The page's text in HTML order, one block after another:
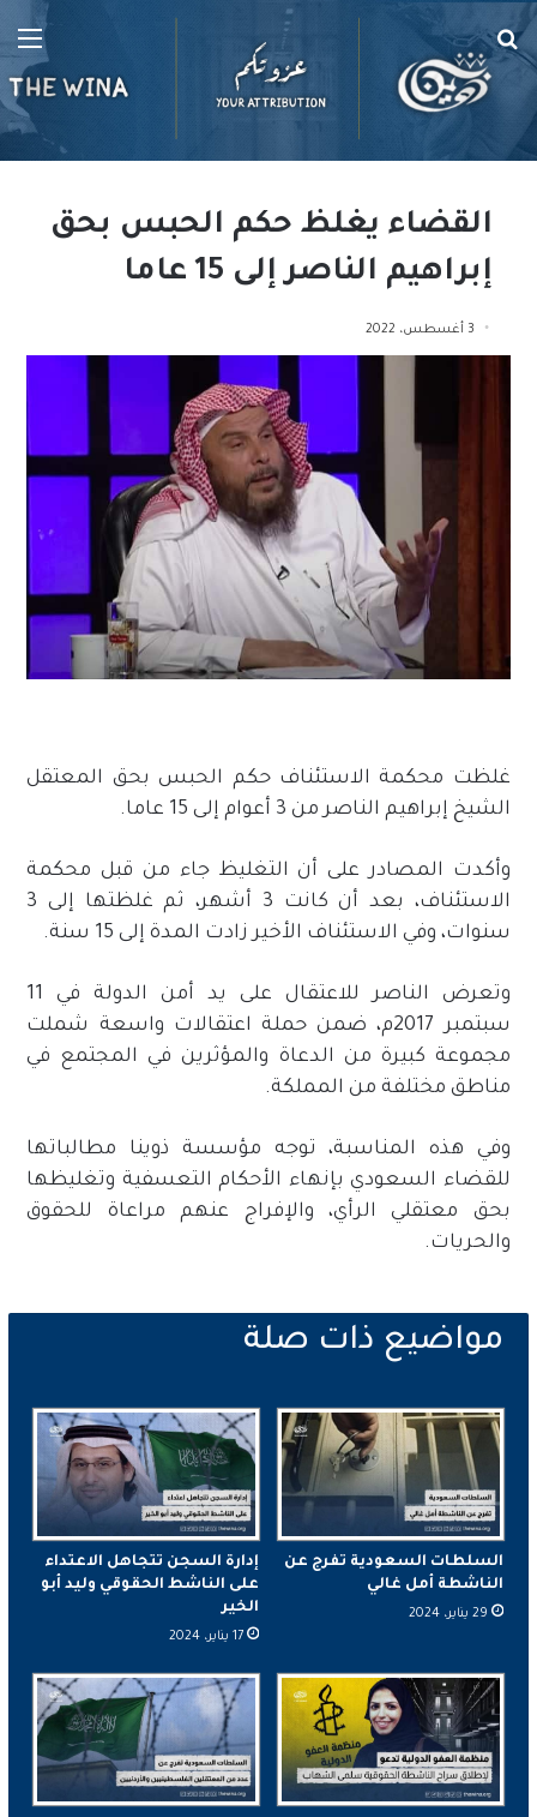
بحث
عن
القضاء يغلظ حكم الحبس بحق
إبراهيم الناصر إلى 15 عاما
3 أغسطس، 2022
غلظت محكمة الاستئناف حكم الحبس بحق المعتقل
الشيخ إبراهيم الناصر من 3 أعوام إلى 15 عاما.
وأكدت المصادر على أن التغليظ جاء من قبل محكمة
الاستئناف، بعد أن كانت 3 أشهر، ثم غلظتها إلى 3
سنوات، وفي الاستئناف الأخير زادت المدة إلى 15 سنة.
وتعرض الناصر للاعتقال على يد أمن الدولة في 11
سبتمبر 2017م، ضمن حملة اعتقالات واسعة شملت
مجموعة كبيرة من الدعاة والمؤثرين في المجتمع في
مناطق مختلفة من المملكة.
وفي هذه المناسبة، توجه مؤسسة ذوينا مطالباتها
للقضاء السعودي بإنهاء الأحكام التعسفية وتغليظها
بحق معتقلي الرأي، والإفراج عنهم مراعاة للحقوق
والحريات.
السلطات السعودية تفرج عن
الناشطة أمل غالي
29 يناير، 2024
إدارة السجن تتجاهل الاعتداء
على الناشط الحقوقي وليد أبو
الخير
17 يناير، 2024